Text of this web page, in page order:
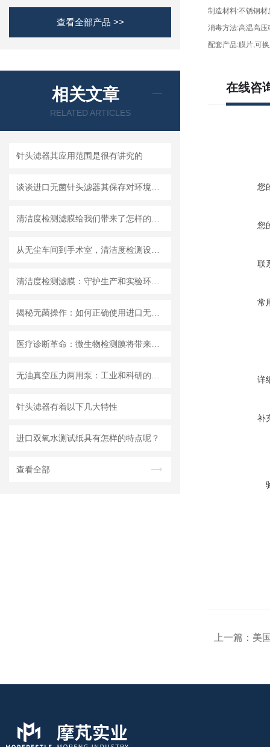
查看全部产品 >>
相关文章
RELATED ARTICLES
针头滤器其应用范围是很有讲究的
针头滤器有着以下几大特性
进口双氧水测试纸具有怎样的特点呢？
查看全部
制造材料:不锈钢材
消毒方法:高温高压
配套产品:膜片,可
在线咨
您
您
联
常
详
补
上一篇： 美